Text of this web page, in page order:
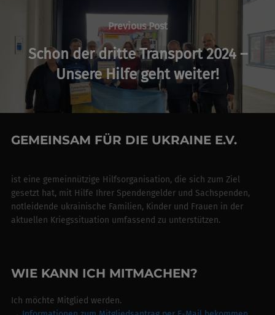
Previous
Post
Previous Post
Schon der dritte Transport 2024 –
Unsere Hilfe geht weiter!
GEMEINSAM FÜR DIE UKRAINE E.V.
ist eine gemeinnützige Hilfsorganisation, die sich zum Ziel
gesetzt hat, mit Hilfe Ihrer Spendengelder und Sachspenden,
notleidende ukrainische Familien, Kinder und Frauen in der
aktuellen Kriegssituation umfassend zu unterstützen.
WIE KANN ICH MITMACHEN?
Ich möchte Mitglied werden.